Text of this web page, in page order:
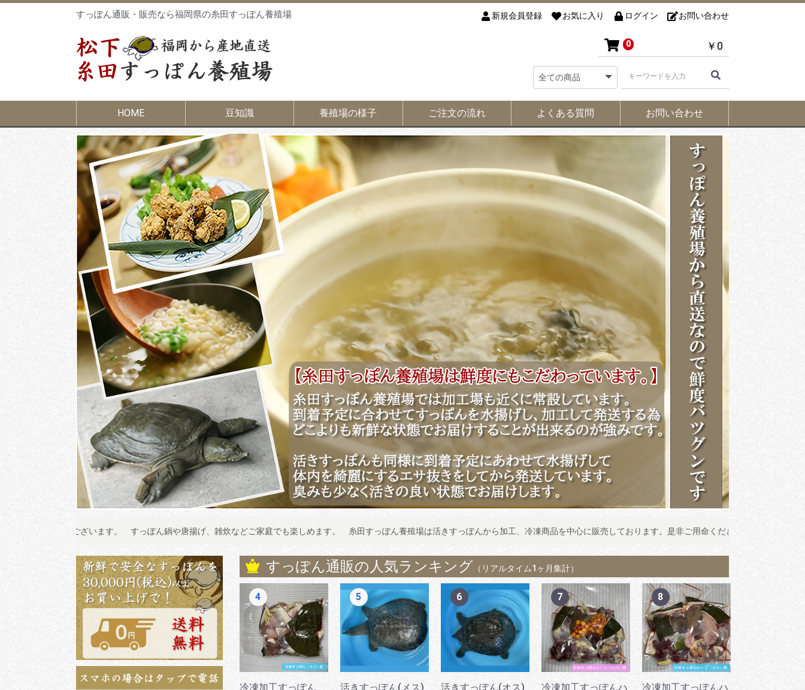
すっぽん通販・販売なら福岡県の糸田すっぽん養殖場 新規会員登録 お気に入り ログイン お問い合わせ
0 ￥0
HOME 豆知識 養殖場の様子 ご注文の流れ よくある質問 お問い合わせ
に有難うございます。 すっぽん鍋や唐揚げ、雑炊などご家庭でも楽しめます。 糸田すっぽん養殖場は活きすっぽんから加工、冷凍商品を中心に販売しております。是非ご用命ください。 この度は数あるすっ
すっぽん通販の人気ランキング （リアルタイム1ヶ月集計）
加工すっぽん（オ
冷凍加工すっぽん
3
冷凍加工すっぽん
4
活きすっぽん(メス)
5
活きすっぽん(オス)
6
冷凍加工すっぽんハ
7
冷凍加工すっぽんハ
8